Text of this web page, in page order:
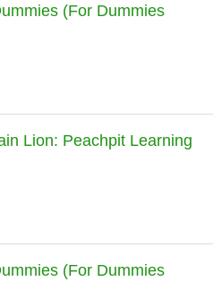
(For Dummies
Lion: Peachpit Learning
(For Dummies